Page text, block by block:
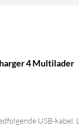
4 Multilader
USB-kabel.